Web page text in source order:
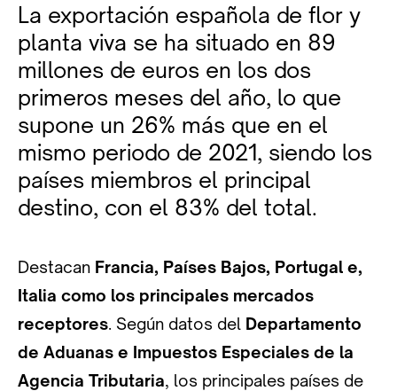
La exportación española de flor y
planta viva se ha situado en 89
millones de euros en los dos
primeros meses del año, lo que
supone un 26% más que en el
mismo periodo de 2021, siendo los
países miembros el principal
destino, con el 83% del total.
Destacan Francia, Países Bajos, Portugal e,
Italia como los principales mercados
receptores. Según datos del Departamento
de Aduanas e Impuestos Especiales de la
Agencia Tributaria, los principales países de